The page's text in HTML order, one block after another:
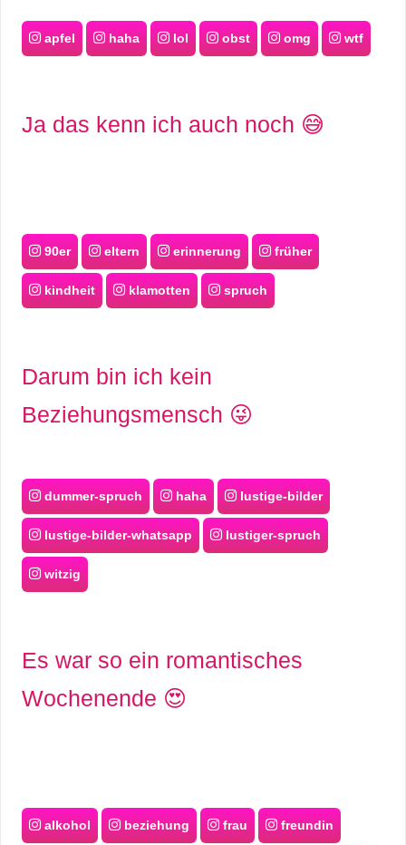
apfel haha lol obst omg wtf
Ja das kenn ich auch noch 😅
90er eltern erinnerung früher
kindheit klamotten spruch
Darum bin ich kein
Beziehungsmensch 😜
dummer-spruch haha lustige-bilder
lustige-bilder-whatsapp lustiger-spruch
witzig
Es war so ein romantisches
Wochenende 😍
alkohol beziehung frau freundin